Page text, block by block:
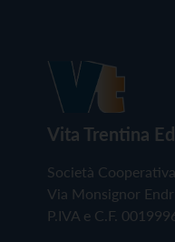
Vita Trentina
Società Cooperativa
Via Monsignor
P.IVA e C.F.